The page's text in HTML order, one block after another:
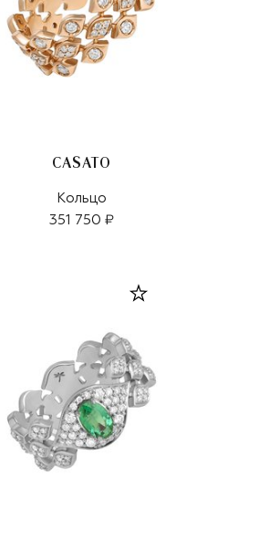
CASATO
Кольцо
351 750 ₽